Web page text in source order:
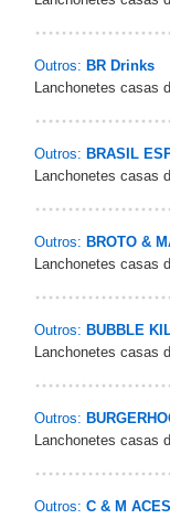
Outros: BR Drinks
Lanchonetes casas
Outros: BRASIL
Lanchonetes casas
Outros: BROTO &
Lanchonetes casas
Outros: BUBBLE
Lanchonetes casas
Outros:
Lanchonetes casas
Outros: C & M